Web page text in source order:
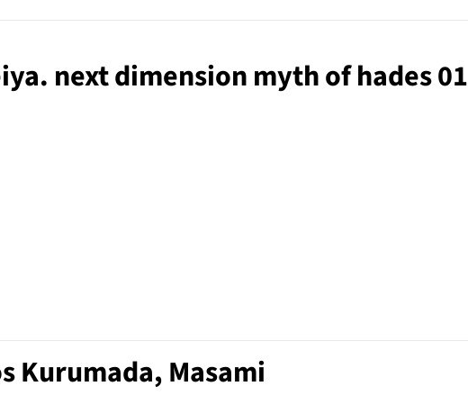
next dimension myth of hades 01
Kurumada, Masami